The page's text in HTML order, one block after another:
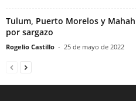
Tulum, Puerto Morelos y
por sargazo
Rogelio Castillo - 25 de mayo de 2022